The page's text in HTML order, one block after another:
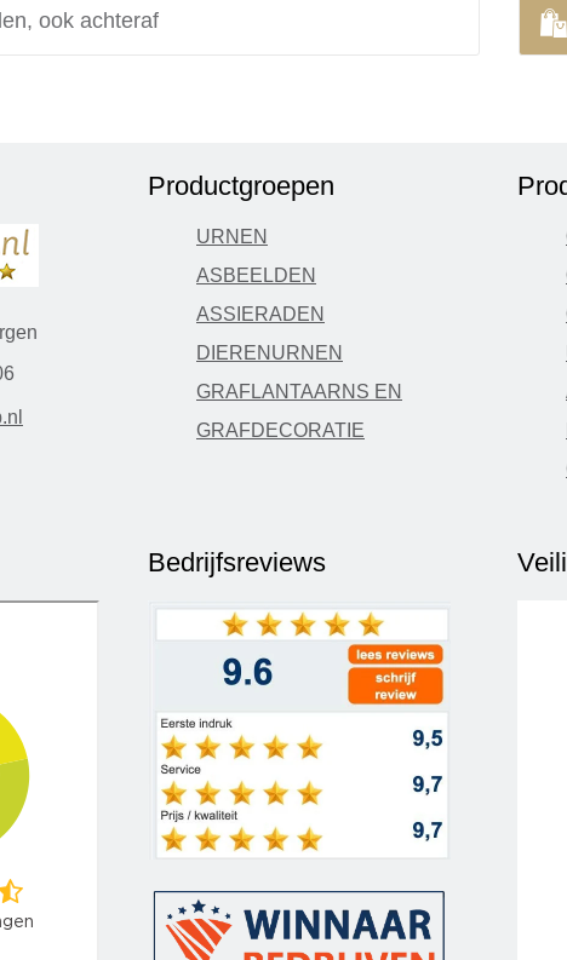
ook achteraf
Productgroepen
URNEN
ASBEELDEN
ASSIERADEN
DIERENURNEN
GRAFLANTAARNS EN
GRAFDECORATIE
Bedrijfsreviews